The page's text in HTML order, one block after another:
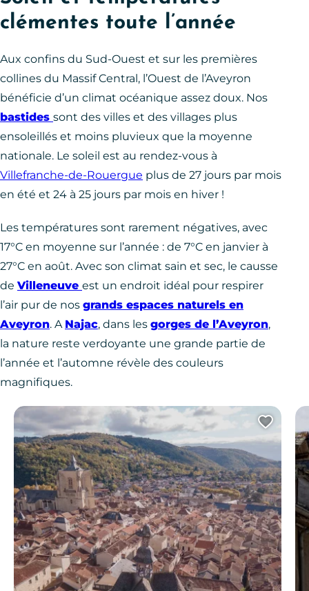
clémentes toute l’année
Aux confins du Sud-Ouest et sur les premières
collines du Massif Central, l’Ouest de l’Aveyron
bénéficie d’un climat océanique assez doux. Nos
bastides sont des villes et des villages plus
ensoleillés et moins pluvieux que la moyenne
nationale. Le soleil est au rendez-vous à
Villefranche-de-Rouergue plus de 27 jours par mois
en été et 24 à 25 jours par mois en hiver !
Les températures sont rarement négatives, avec
17°C en moyenne sur l’année : de 7°C en janvier à
27°C en août. Avec son climat sain et sec, le causse
de Villeneuve est un endroit idéal pour respirer
l’air pur de nos grands espaces naturels en
Aveyron. A Najac, dans les gorges de l’Aveyron,
la nature reste verdoyante une grande partie de
l’année et l’automne révèle des couleurs
magnifiques.